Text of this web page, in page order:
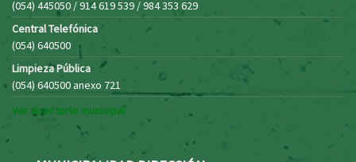
(054) 445050 / 914 619 539 / 984 353 629
Central Telefónica
(054) 640500
Limpieza Pública
(054) 640500 anexo 721
Ver directorio municipal